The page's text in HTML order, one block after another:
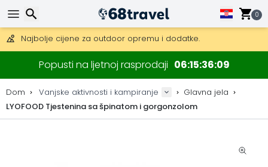
0
Mogućnost slanja DHL Expressom (dostava unutar 24 sata)
30 dana za povrat, 90 dana za drvene karte i dekoracije.
Najbolje cijene za outdoor opremu i dodatke.
Popusti na ljetnoj rasprodaji 06153609
Dom Vanjske aktivnosti i kampiranje
Glavna jela
LYOFOOD Tjestenina sa špinatom i gorgonzolom
Traži